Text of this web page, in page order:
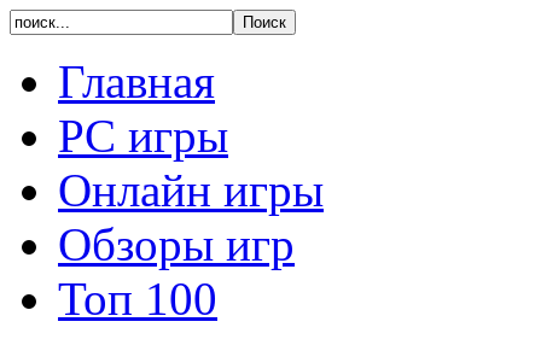
Главная
PC игры
Онлайн игры
Обзоры игр
Топ 100